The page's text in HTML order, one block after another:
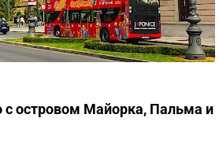
с островом Майорка, Пальма и